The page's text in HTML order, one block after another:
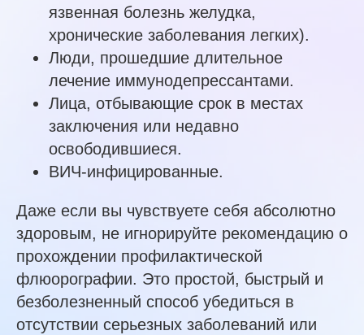
язвенная болезнь желудка,
хронические заболевания легких).
Люди, прошедшие длительное
лечение иммунодепрессантами.
Лица, отбывающие срок в местах
заключения или недавно
освободившиеся.
ВИЧ-инфицированные.
Даже если вы чувствуете себя абсолютно
здоровым, не игнорируйте рекомендацию о
прохождении профилактической
флюорографии. Это простой, быстрый и
безболезненный способ убедиться в
отсутствии серьезных заболеваний или